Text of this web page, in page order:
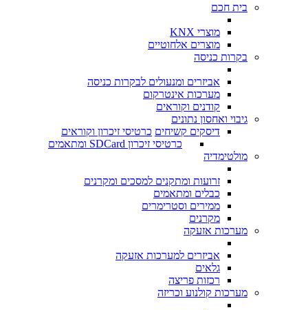
בית חכם
מוצרי KNX
מוצרים אלחוטיים
בקרות כניסה
אביזרים ומנעולים לבקרות כניסה
מערכות אינטרקום
קודנים וקוראים
גיבוי ואחסון נתונים
דיסקים קשיחים כרטיסי זיכרון וקוראים
כרטיסי זיכרון SDCard ומתאמים
מולטימדיה
זרועות ומתקנים למסכים ומקרנים
כבלים ומתאמים
ממירים וסטרימרים
מקרנים
מערכות אזעקה
אביזרים למערכות אזעקה
גלאים
רכזות פריצה
מערכות קולנוע וכריזה